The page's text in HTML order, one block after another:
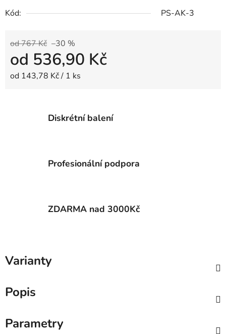
Kód: PS-AK-3
od 767 Kč –30 %
od 536,90 Kč
Měrná cena:
od 143,78 Kč / 1 ks
Diskrétní balení
Profesionální podpora
ZDARMA nad 3000Kč
Varianty
Popis
Parametry